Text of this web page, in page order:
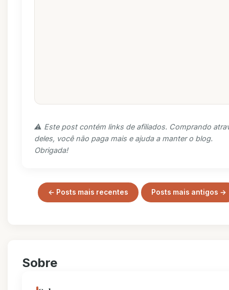
⚠️ Este post contém links de afiliados. Comprando
deles, você não paga mais e ajuda a manter o blog.
Obrigada!
← Posts mais recentes Posts mais antigos →
Sobre